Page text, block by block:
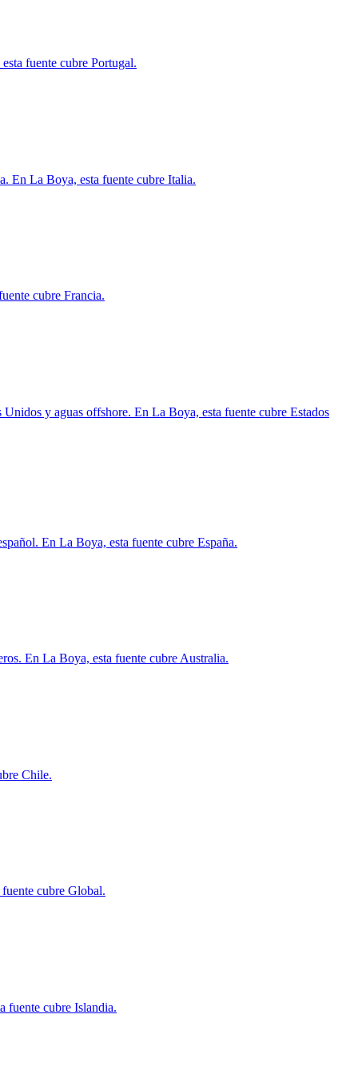
fuente cubre Portugal.
En La Boya, esta fuente cubre Italia.
cubre Francia.
y aguas offshore. En La Boya, esta fuente cubre Estados
En La Boya, esta fuente cubre España.
En La Boya, esta fuente cubre Australia.
Chile.
cubre Global.
fuente cubre Islandia.